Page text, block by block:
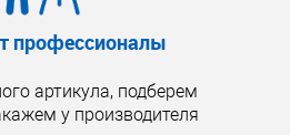
профессионалы
артикула, подберем
у производителя